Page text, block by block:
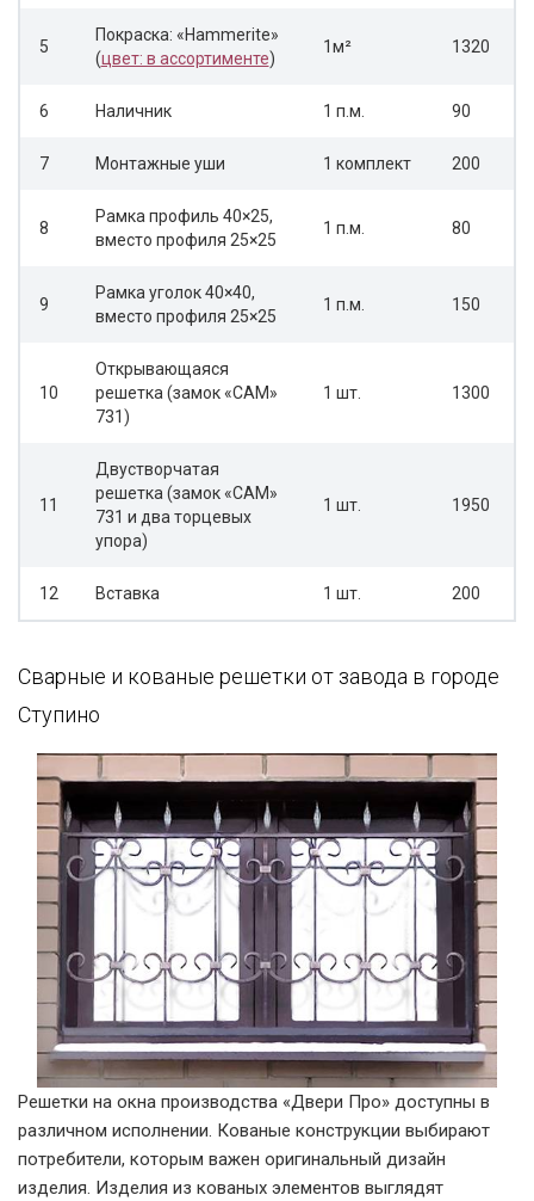
5
Покраска: «Hammerite»
(цвет: в ассортименте)
1м² 1320
6 Наличник 1 п.м. 90
7 Монтажные уши 1 комплект 200
8
Рамка профиль 40×25,
вместо профиля 25×25
1 п.м. 80
9
Рамка уголок 40×40,
вместо профиля 25×25
1 п.м. 150
10
Открывающаяся
решетка (замок «САМ»
731)
1 шт. 1300
11
Двустворчатая
решетка (замок «САМ»
731 и два торцевых
упора)
1 шт. 1950
12 Вставка 1 шт. 200
Сварные и кованые решетки от завода в городе
Ступино
Решетки на окна производства «Двери Про» доступны в
различном исполнении. Кованые конструкции выбирают
потребители, которым важен оригинальный дизайн
изделия. Изделия из кованых элементов выглядят